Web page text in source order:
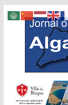
Skip
content